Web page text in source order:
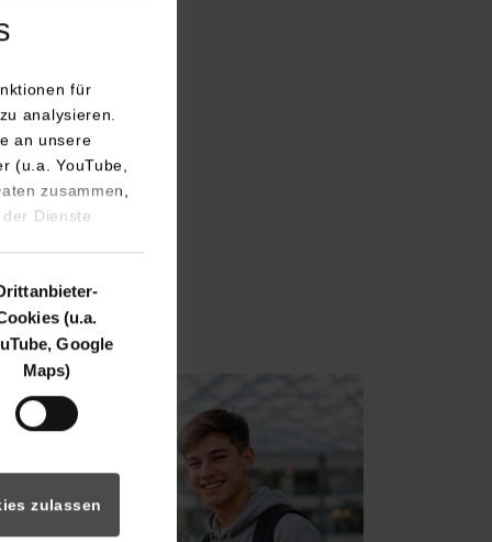
für
analysieren.
an unsere
(u.a. YouTube,
zusammen,
Dienste
(u.a.
Google
Maps)
zulassen